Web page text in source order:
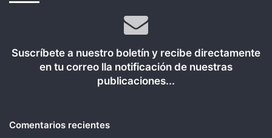
Suscríbete a nuestro boletín y recibe directamente
en tu correo lla notificación de nuestras
publicaciones...
Comentarios recientes